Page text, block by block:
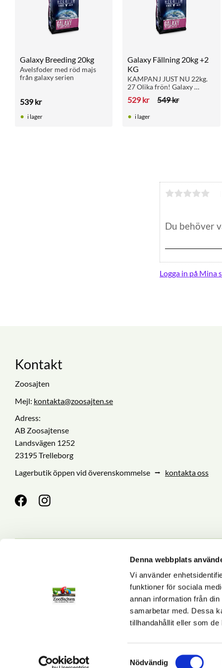
Denna webbplats
Vi använder
funktioner för sociala
annan information från
samarbetar med. Dessa
tillhandahållit eller som
Nödvändig
Galaxy Breeding 20kg
Avelsfoder med röd majs
från galaxy serien
539kr
i lager
Galaxy Fällning 20kg +2
KG
KAMPANJ JUST NU 22kg.
27 Olika frön! Galaxy
under duvornas ruggning
529kr 549kr
i lager
Logga in på Mina
Kontakt
Zoosajten
Mejl: kontakta@zoosajten.se
Adress:
AB Zoosajtense
Landsvägen 1252
23195 Trelleborg
Lagerbutik öppen vid överenskommelse ⭢ kontakta oss
Nyhetsbrev
Dina personuppgifter